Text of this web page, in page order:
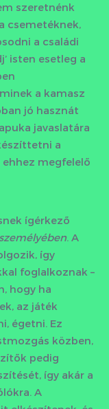
szeretnénk
csemetéknek,
a családi
isten esetleg a
a kamasz
jó hasznát
javaslatára
a
megfelelő
ígérkező
. A
így
foglalkoznak –
hogy ha
az játék
égetni. Ez
közben,
pedig
így akár a
A